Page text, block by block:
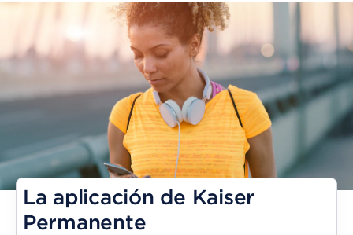
La aplicación de Kaiser
Permanente